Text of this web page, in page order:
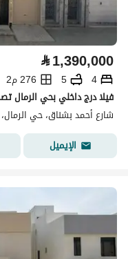
⃁1,390,000
4
5
276 م2
فيلا درج داخلي بحي الرمال
شارع أحمد بشناق، حي
الإيميل